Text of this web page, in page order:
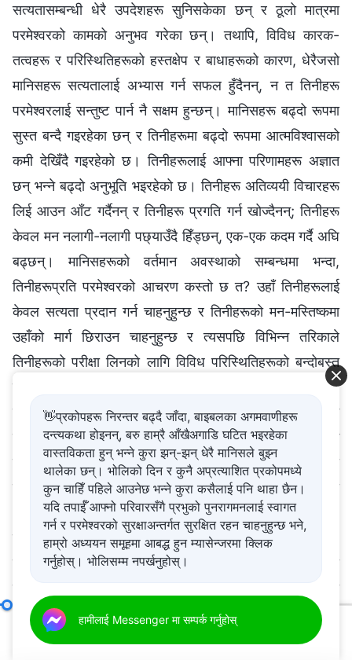
सत्यतासम्बन्धी धेरै उपदेशहरू सुनिसकेका छन् र ठूलो मात्रमा
परमेश्‍वरको कामको अनुभव गरेका छन्। तथापि, विविध कारक-
तत्वहरू र परिस्थितिहरूको हस्तक्षेप र बाधाहरूको कारण, धेरैजसो
मानिसहरू सत्यतालाई अभ्यास गर्न सफल हुँदैनन्, न त तिनीहरू
परमेश्‍वरलाई सन्तुष्ट पार्न नै सक्षम हुन्छन्। मानिसहरू बढ्दो रूपमा
सुस्त बन्दै गइरहेका छन् र तिनीहरूमा बढ्दो रूपमा आत्मविश्‍वासको
कमी देखिँदै गइरहेको छ। तिनीहरूलाई आफ्ना परिणामहरू अज्ञात
छन् भन्ने बढ्दो अनुभूति भइरहेको छ। तिनीहरू अतिव्ययी विचारहरू
लिई आउन आँट गर्दैनन् र तिनीहरू प्रगति गर्न खोज्दैनन्; तिनीहरू
केवल मन नलागी-नलागी पछ्याउँदै हिँड्छन्, एक-एक कदम गर्दै अघि
बढ्छन्। मानिसहरूको वर्तमान अवस्थाको सम्बन्धमा भन्दा,
तिनीहरूप्रति परमेश्‍वरको आचरण कस्तो छ त? उहाँ तिनीहरूलाई
केवल सत्यता प्रदान गर्न चाहनुहुन्छ र तिनीहरूको मन-मस्तिष्कमा
उहाँको मार्ग छिराउन चाहनुहुन्छ र त्यसपछि विभिन्न तरिकाले
तिनीहरूको परीक्षा लिनको लागि विविध परिस्थितिहरूको बन्दोबस्त
गर्न चाहनुहुन्छ। उहाँको लक्ष्य भनेको यी वचनहरू, यी सत्यताहरू, र
उहाँको कामलाई लिएर कुनै यस्तो परिणाम निकाल्नु हो जसबाट
मानिसहरू परमेश्‍वरको डर मान्न र दुष्टताबाट अलग बस्न सक्षम
होऊन्। मैले देखेका धेरैजसो मानिसहरूले केवल परमेश्‍वरका
वचनहरूलाई लिन्छन् र तिनलाई धर्मसिद्धान्तहरू, कागजमा रहेका
अक्षरहरू, पालना गर्नुपर्ने नियमहरूको रूपमा मात्र हेर्छन्।
तिनीहरूका कार्य र वाणीहरूमा, वा तिनीहरूले परीक्षा सामना गर्दा,
परमेश्‍वरको मार्गलाई पालना गर्नुपर्ने मार्गको रूपमा लिँदैनन्। यो कुरा
सामना गर्छन्: मैले कुनै पनि त्यस्तो मानिस देखेको छैन जसले
परमेश्‍वरको डर मान्ने र दुष्टताबाट अलग बस्ने दिशातर्फ अभ्यास
👋प्रकोपहरू निरन्तर बढ्दै जाँदा, बाइबलका अगमवाणीहरू
दन्त्यकथा होइनन्, बरु हाम्रै आँखैअगाडि घटित भइरहेका
वास्तविकता हुन् भन्ने कुरा झन्-झन् धेरै मानिसले बुझ्न
थालेका छन्। भोलिको दिन र कुनै अप्रत्याशित प्रकोपमध्ये
कुन चाहिँ पहिले आउनेछ भन्ने कुरा कसैलाई पनि थाहा छैन।
यदि तपाईँ आफ्नो परिवारसँगै प्रभुको पुनरागमनलाई स्वागत
गर्न र परमेश्‍वरको सुरक्षाअन्तर्गत सुरक्षित रहन चाहनुहुन्छ भने,
हाम्रो अध्ययन समूहमा आबद्ध हुन म्यासेन्जरमा क्लिक
गर्नुहोस्। भोलिसम्म नपर्खनुहोस्।
हामीलाई Messenger मा सम्पर्क गर्नुहोस्